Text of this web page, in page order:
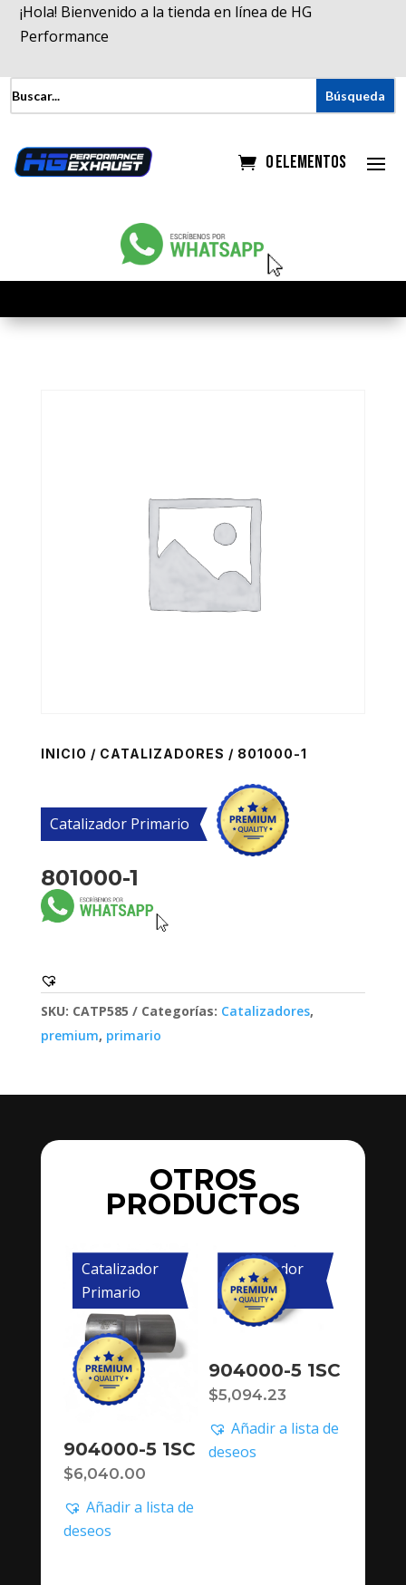
¡Hola! Bienvenido a la tienda en línea de HG
Performance
0 elementos
INICIO / CATALIZADORES / 801000-1
Catalizador Primario
801000-1
SKU: CATP585 Categorías: Catalizadores,
premium, primario
OTROS
PRODUCTOS
Catalizador
Primario
904000-5 1SC
$6,040.00
Añadir a lista de
deseos
Catalizador
Primario
904000-5 1SC
$5,094.23
Añadir a lista de
deseos